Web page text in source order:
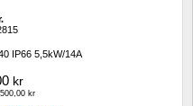
IP66 5,5kW/14A
kr
kr